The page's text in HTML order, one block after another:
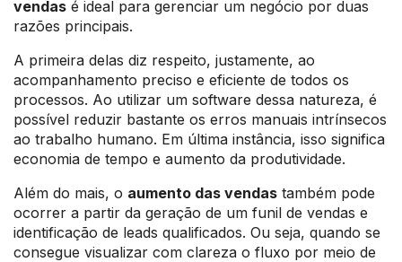
vendas é ideal para gerenciar um negócio por duas
razões principais.
A primeira delas diz respeito, justamente, ao
acompanhamento preciso e eficiente de todos os
processos. Ao utilizar um software dessa natureza, é
possível reduzir bastante os erros manuais intrínsecos
ao trabalho humano. Em última instância, isso significa
economia de tempo e aumento da produtividade.
Além do mais, o aumento das vendas também pode
ocorrer a partir da geração de um funil de vendas e
identificação de leads qualificados. Ou seja, quando se
consegue visualizar com clareza o fluxo por meio de